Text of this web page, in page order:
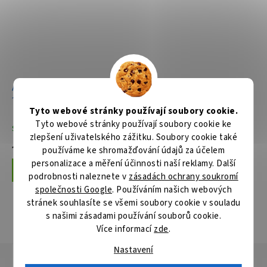
Tyto webové stránky používají soubory cookie.
Tyto webové stránky používají soubory cookie ke
zlepšení uživatelského zážitku. Soubory cookie také
používáme ke shromažďování údajů za účelem
personalizace a měření účinnosti naší reklamy. Další
podrobnosti naleznete v zásadách ochrany soukromí
společnosti Google. Používáním našich webových
stránek souhlasíte se všemi soubory cookie v souladu
s našimi zásadami používání souborů cookie.
Více informacízde.
Nastavení
Aku pila ocaska Li-ion LXT
18V/5,0Ah
Skladem
11 079 Kč
Do košíku
Aku pila ocaska Li-ion LXT
Skladem
3 659 Kč
Do košíku
ZOBRAZIT VŠECHNY SOUVISEJÍCÍ PRODUKTY
Diskuze